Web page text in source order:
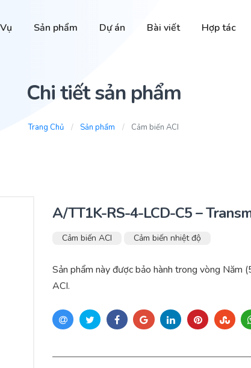
Sản phẩm Dự án Bài viết Hợp tác
Chi tiết sản phẩm
Trang Chủ Sản phẩm Cảm biến ACI
A/TT1K-RS-4-LCD-C5 –
Cảm biến ACI Cảm biến nhiệt độ
Sản phẩm này được bảo hành trong vòng Năm
ACI.